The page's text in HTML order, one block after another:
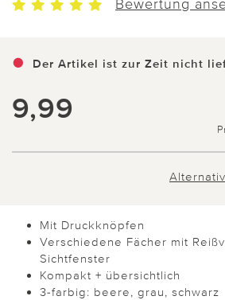
Bewertung
Der Artikel ist zur Zeit nicht
9,99
Mit Druckknöpfen
Verschiedene Fächer mit
Sichtfenster
Kompakt + übersichtlich
3-farbig: beere, grau, schwarz